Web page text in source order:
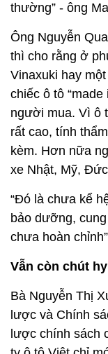
thường” - ông
Ông Nguyễn
thì cho rằng ở
Vinaxuki hay
chiếc ô tô
người mua. Vì ô
rất cao, tính
kèm. Hơn nữa
xe Nhật, Mỹ,
“Đó là chưa kể
bảo dưỡng,
chưa hoàn
Vẫn còn chút
Bà Nguyễn Thị
lược và Chính
lược chính sách